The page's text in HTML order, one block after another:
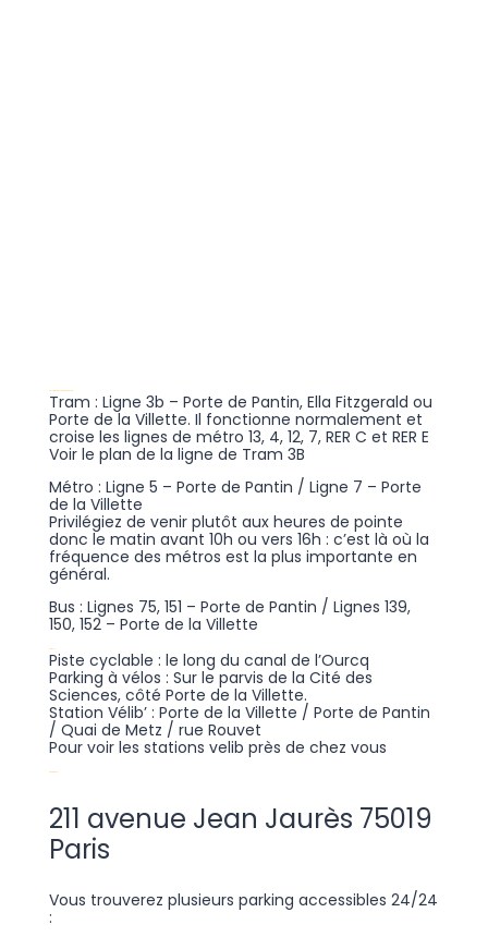
En transports en commun
Tram : Ligne 3b – Porte de Pantin, Ella Fitzgerald ou
Porte de la Villette. Il fonctionne normalement et
croise les lignes de métro 13, 4, 12, 7, RER C et RER E
Voir le plan de la ligne de Tram 3B
Métro : Ligne 5 – Porte de Pantin / Ligne 7 – Porte
de la Villette
Privilégiez de venir plutôt aux heures de pointe
donc le matin avant 10h ou vers 16h : c’est là où la
fréquence des métros est la plus importante en
général.
Bus : Lignes 75, 151 – Porte de Pantin / Lignes 139,
150, 152 – Porte de la Villette
A vélo
Piste cyclable : le long du canal de l’Ourcq
Parking à vélos : Sur le parvis de la Cité des
Sciences, côté Porte de la Villette.
Station Vélib’ : Porte de la Villette / Porte de Pantin
/ Quai de Metz / rue Rouvet
Pour voir les stations velib près de chez vous
211 avenue Jean Jaurès 75019
Paris
Vous trouverez plusieurs parking accessibles 24/24
: